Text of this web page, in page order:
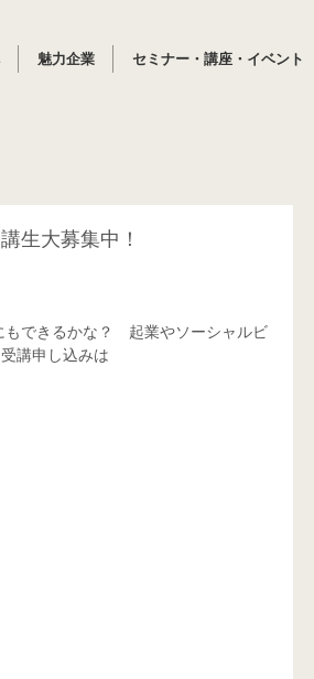
魅力企業 セミナー・講座・イベント
生大募集中！
できるかな？　起業やソーシャルビ
講申し込みは